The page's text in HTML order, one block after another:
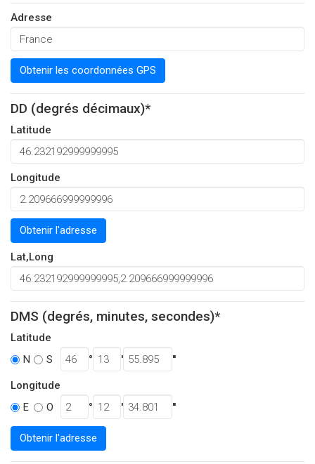
Adresse
Obtenir les coordonnées GPS
DD (degrés décimaux)*
Latitude
Longitude
Obtenir l'adresse
Lat,Long
DMS (degrés, minutes, secondes)*
Latitude
N
S ° ' ''
Longitude
E
O ° ' ''
Obtenir l'adresse